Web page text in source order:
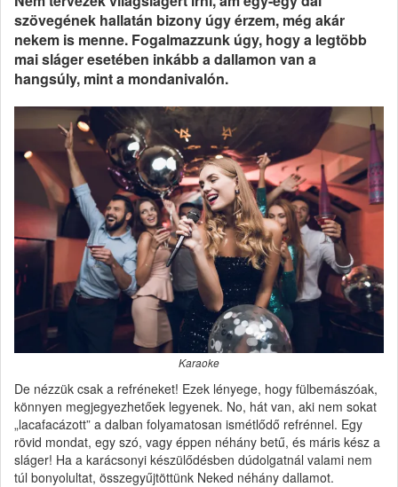
szövegének hallatán bizony úgy érzem, még akár
nekem is menne. Fogalmazzunk úgy, hogy a legtöbb
mai sláger esetében inkább a dallamon van a
hangsúly, mint a mondanivalón.
Karaoke
De nézzük csak a refréneket! Ezek lényege, hogy fülbemászóak,
könnyen megjegyezhetőek legyenek. No, hát van, aki nem sokat
„lacafacázott” a dalban folyamatosan ismétlődő refrénnel. Egy
rövid mondat, egy szó, vagy éppen néhány betű, és máris kész a
sláger! Ha a karácsonyi készülődésben dúdolgatnál valami nem
túl bonyolultat, összegyűjtöttünk Neked néhány dallamot.